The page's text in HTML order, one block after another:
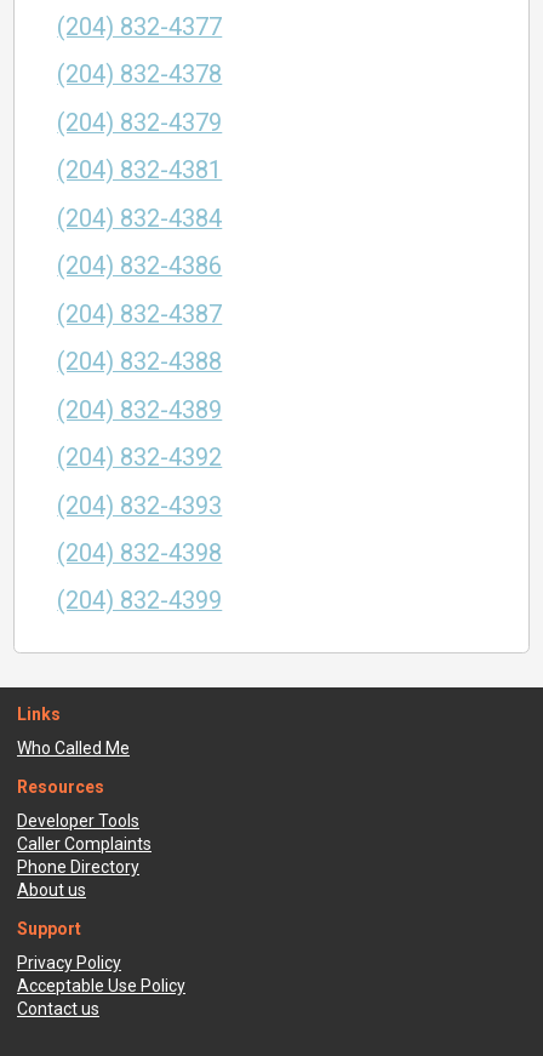
(204) 832-4377
(204) 832-4378
(204) 832-4379
(204) 832-4381
(204) 832-4384
(204) 832-4386
(204) 832-4387
(204) 832-4388
(204) 832-4389
(204) 832-4392
(204) 832-4393
(204) 832-4398
(204) 832-4399
Links
Who Called Me
Resources
Developer Tools
Caller Complaints
Phone Directory
About us
Support
Privacy Policy
Acceptable Use Policy
Contact us